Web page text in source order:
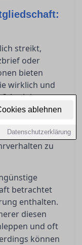
ablehnen
Datenschutzerklärung
streikt,
oder
bieten
wirklich und
Auch im
Dieser
der
Ihnen dabei,
zu
betrachtet
enthalten.
diesen
und oft
können